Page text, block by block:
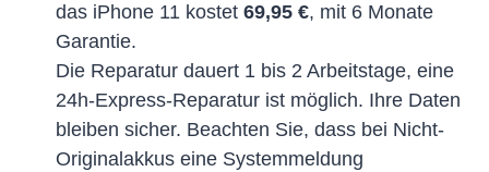
das iPhone 11 kostet 69,95 €, mit 6 Monate
Garantie.
Die Reparatur dauert 1 bis 2 Arbeitstage, eine
24h-Express-Reparatur ist möglich. Ihre Daten
bleiben sicher. Beachten Sie, dass bei Nicht-
Originalakkus eine Systemmeldung